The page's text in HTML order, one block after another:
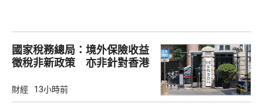
國家稅務總局：境外保險收益
徵稅非新政策 亦非針對香港
財經 13小時前